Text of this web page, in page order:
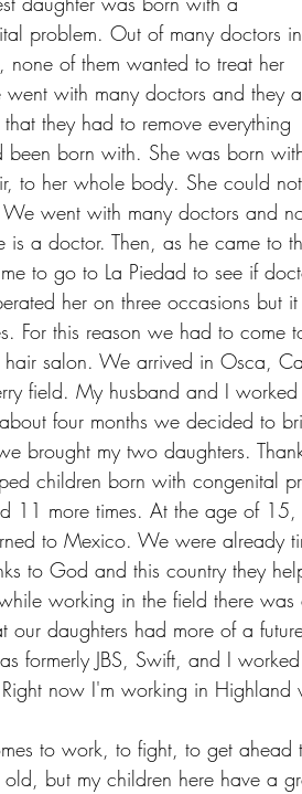
problem. Out of many doctors in
none of them wanted to treat her
with many doctors and they
they had to remove everything
been born with. She was born
to her whole body. She could
went with many doctors and
is a doctor. Then, as he came to
to go to La Piedad to see if
her on three occasions but
For this reason we had to
hair salon. We arrived in Osca,
field. My husband and I
four months we decided to
brought my two daughters.
children born with congenital
11 more times. At the age of
to Mexico. We were already
to God and this country they
working in the field there
our daughters had more of a
formerly JBS, Swift, and I
now I'm working in Highland
to work, to fight, to get
but my children here have a